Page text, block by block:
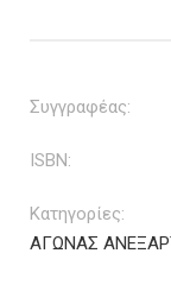
Συγγραφέας:
ISBN:
Κατηγορίες:
ΑΓΩΝΑΣ